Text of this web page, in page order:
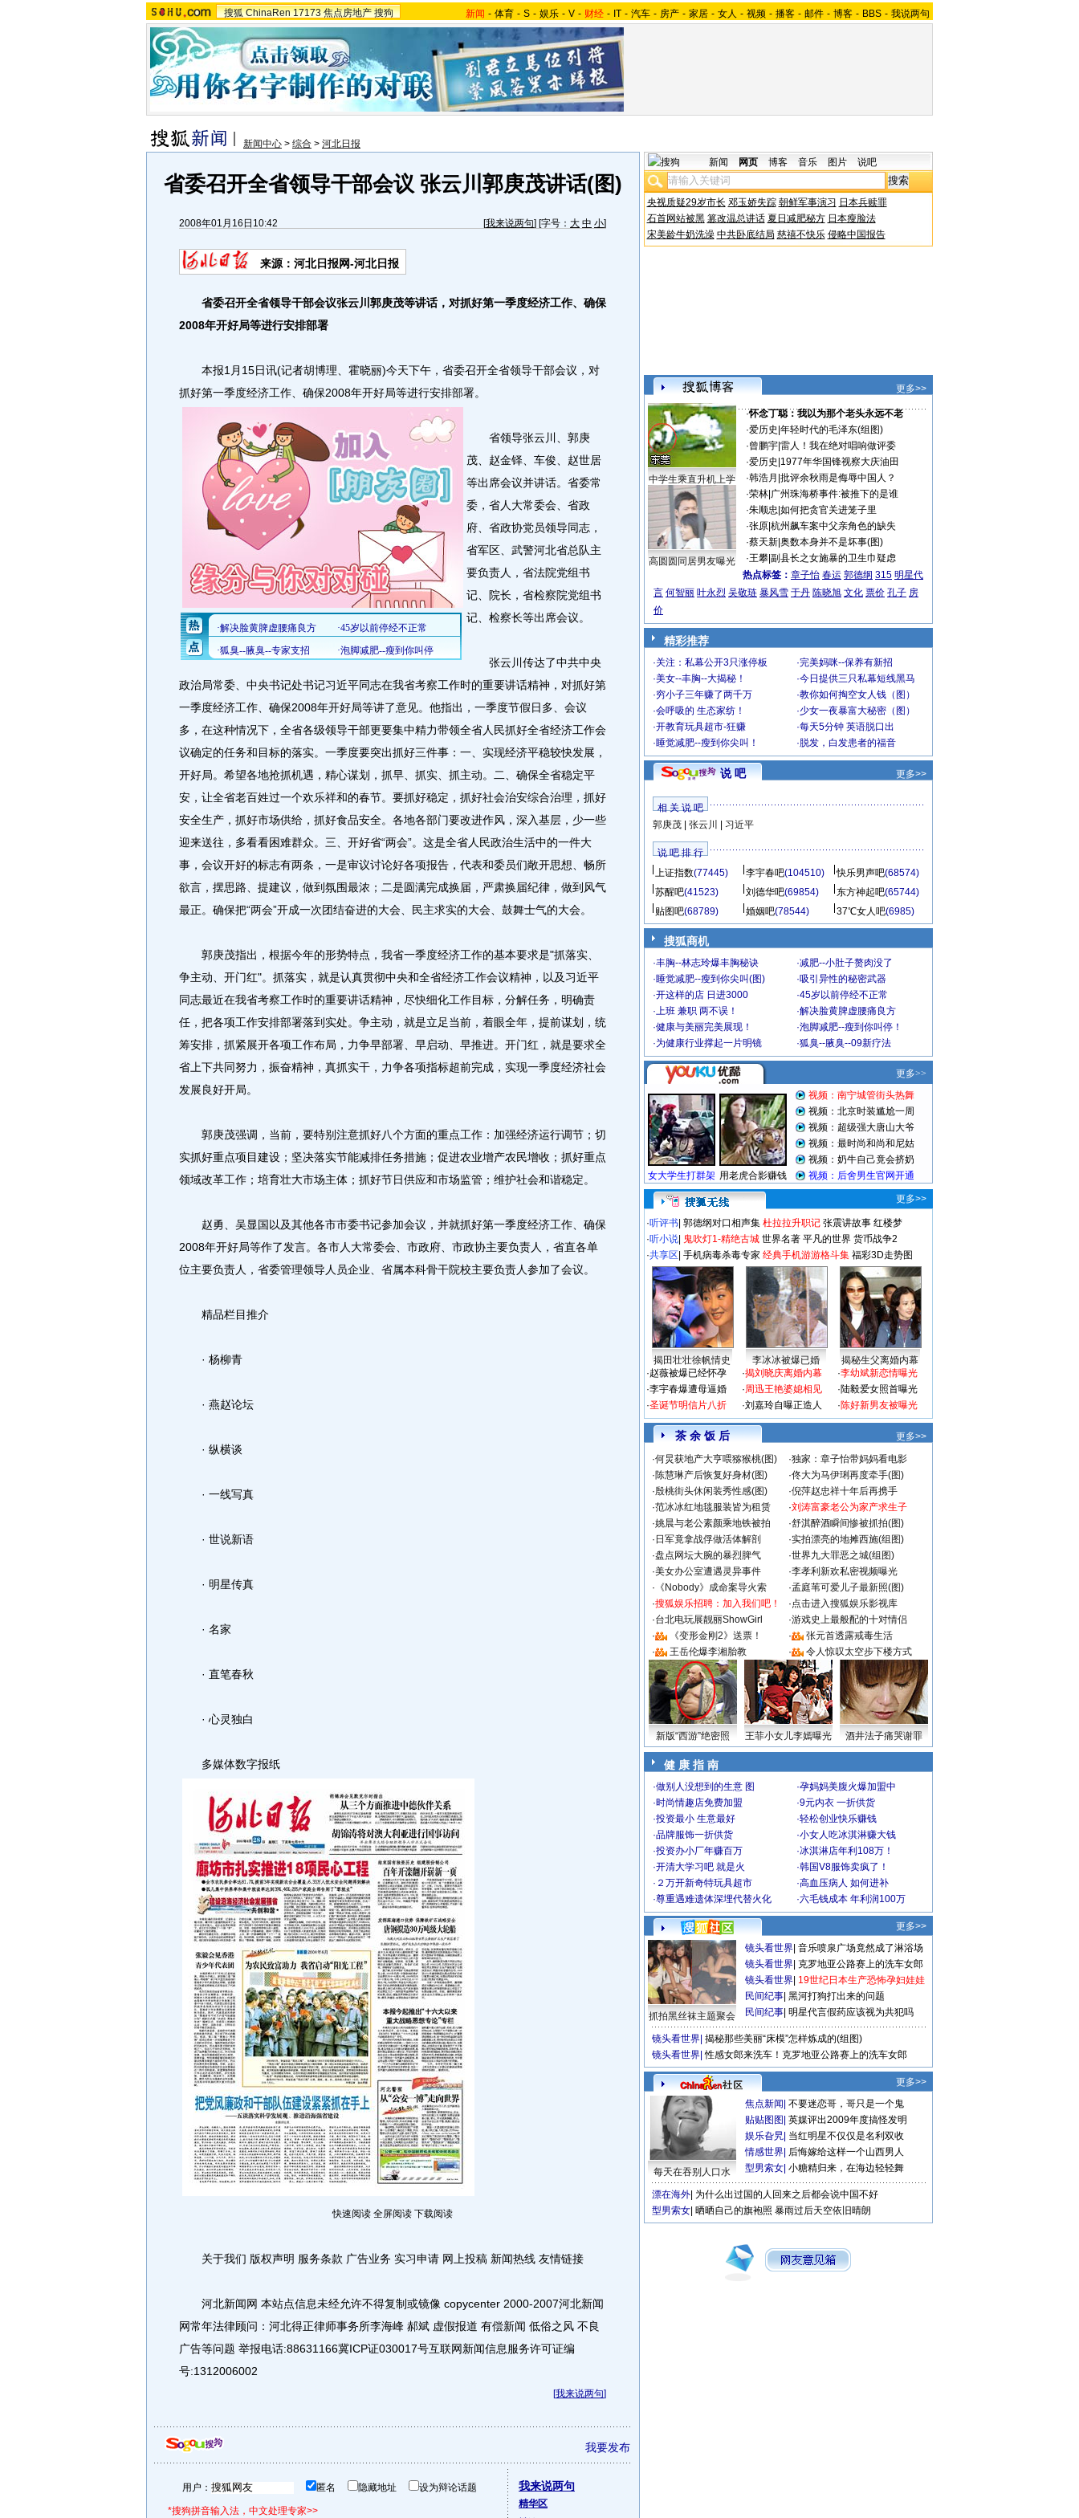
搜狐 ChinaRen 17173 焦点房地产 搜狗 新闻 - 体育 - S - 娱乐 - V - 财经 - IT - 汽车 - 房产 - 家居 - 女人 - 视频 - 播客 - 邮件 - 博客 - BBS - 我说两句
新闻中心 > 综合 > 河北日报
省委召开全省领导干部会议 张云川郭庚茂讲话(图)
2008年01月16日10:42 [我来说两句] [字号： 大 中 小]
来源：河北日报网-河北日报
省委召开全省领导干部会议张云川郭庚茂等讲话，对抓好第一季度经济工作、确保
2008年开好局等进行安排部署
本报1月15日讯(记者胡博理、霍晓丽)今天下午，省委召开全省领导干部会议，对
抓好第一季度经济工作、确保2008年开好局等进行安排部署。
省领导张云川、郭庚
茂、赵金铎、车俊、赵世居
等出席会议并讲话。省委常
委，省人大常委会、省政
府、省政协党员领导同志，
省军区、武警河北省总队主
要负责人，省法院党组书
记、院长，省检察院党组书
记、检察长等出席会议。
张云川传达了中共中央
政治局常委、中央书记处书记习近平同志在我省考察工作时的重要讲话精神，对抓好第
一季度经济工作、确保2008年开好局等讲了意见。他指出，一季度节假日多、会议
多，在这种情况下，全省各级领导干部更要集中精力带领全省人民抓好全省经济工作会
议确定的任务和目标的落实。一季度要突出抓好三件事：一、实现经济平稳较快发展，
开好局。希望各地抢抓机遇，精心谋划，抓早、抓实、抓主动。二、确保全省稳定平
安，让全省老百姓过一个欢乐祥和的春节。要抓好稳定，抓好社会治安综合治理，抓好
安全生产，抓好市场供给，抓好食品安全。各地各部门要改进作风，深入基层，少一些
迎来送往，多看看困难群众。三、开好省“两会”。这是全省人民政治生活中的一件大
事，会议开好的标志有两条，一是审议讨论好各项报告，代表和委员们敞开思想、畅所
欲言，摆思路、提建议，做到氛围最浓；二是圆满完成换届，严肃换届纪律，做到风气
最正。确保把“两会”开成一次团结奋进的大会、民主求实的大会、鼓舞士气的大会。
郭庚茂指出，根据今年的形势特点，我省一季度经济工作的基本要求是"抓落实、
争主动、开门红"。抓落实，就是认真贯彻中央和全省经济工作会议精神，以及习近平
同志最近在我省考察工作时的重要讲话精神，尽快细化工作目标，分解任务，明确责
任，把各项工作安排部署落到实处。争主动，就是立足当前，着眼全年，提前谋划，统
筹安排，抓紧展开各项工作布局，力争早部署、早启动、早推进。开门红，就是要求全
省上下共同努力，振奋精神，真抓实干，力争各项指标超前完成，实现一季度经济社会
发展良好开局。
郭庚茂强调，当前，要特别注意抓好八个方面的重点工作：加强经济运行调节；切
实抓好重点项目建设；坚决落实节能减排任务措施；促进农业增产农民增收；抓好重点
领域改革工作；培育壮大市场主体；抓好节日供应和市场监管；维护社会和谐稳定。
赵勇、吴显国以及其他各市市委书记参加会议，并就抓好第一季度经济工作、确保
2008年开好局等作了发言。各市人大常委会、市政府、市政协主要负责人，省直各单
位主要负责人，省委管理领导人员企业、省属本科骨干院校主要负责人参加了会议。
精品栏目推介
· 杨柳青
· 燕赵论坛
· 纵横谈
· 一线写真
· 世说新语
· 明星传真
· 名家
· 直笔春秋
· 心灵独白
多媒体数字报纸
快速阅读 全屏阅读 下载阅读
关于我们 版权声明 服务条款 广告业务 实习申请 网上投稿 新闻热线 友情链接
河北新闻网 本站点信息未经允许不得复制或镜像 copycenter 2000-2007河北新闻
网常年法律顾问：河北得正律师事务所李海峰 郝斌 虚假报道 有偿新闻 低俗之风 不良
广告等问题 举报电话:88631166冀ICP证030017号互联网新闻信息服务许可证编
号:1312006002
[我来说两句]
我要发布
用户： 匿名 隐藏地址 设为辩论话题
*搜狗拼音输入法，中文处理专家>>
我来说两句
精华区
新闻 网页 博客 音乐 图片 说吧
央视质疑29岁市长 邓玉娇失踪 朝鲜军事演习 日本兵赎罪
石首网站被黑 篡改温总讲话 夏日减肥秘方 日本瘦脸法
宋美龄牛奶洗澡 中共卧底结局 慈禧不快乐 侵略中国报告
更多>>
中学生乘直升机上学
高圆圆同居男友曝光
·怀念丁聪：我以为那个老头永远不老
·爱历史 年轻时代的毛泽东(组图)
·曾鹏宇| 雷人！我在绝对唱响做评委
·爱历史 1977年华国锋视察大庆油田
·韩浩月 批评余秋雨是侮辱中国人？
·荣林| 广州珠海桥事件:被推下的是谁
·朱顺忠 如何把贪官关进笼子里
·张原| 杭州飙车案中父亲角色的缺失
·蔡天新| 奥数本身并不是坏事(图)
·王攀| 副县长之女施暴的卫生巾疑虑
热点标签： 章子怡 春运 郭德纲 315 明星代
言 何智丽 叶永烈 吴敬琏 暴风雪 于丹 陈晓旭 文化 票价 孔子 房
价
精彩推荐
·关注：私幕公开3只涨停板 ·完美妈咪--保养有新招
·美女--丰胸--大揭秘！ ·今日提供三只私幕短线黑马
·穷小子三年赚了两千万 ·教你如何掏空女人钱（图）
·会呼吸的 生态家纺！ ·少女一夜暴富大秘密（图）
·开教育玩具超市-狂赚 ·每天5分钟 英语脱口出
·睡觉减肥--瘦到你尖叫！ · 脱发，白发患者的福音
说 吧 更多>>
相 关 说 吧
郭庚茂| 张云川 习近平
说 吧 排 行
上证指数(77445) 李宇春吧(104510) 快乐男声吧(68574)
苏醒吧(41523) 刘德华吧(69854) 东方神起吧(65744)
贴图吧(68789) 婚姻吧(78544) 37℃女人吧(6985)
搜狐商机
·丰胸--林志玲爆丰胸秘诀 ·减肥--小肚子赘肉没了
·睡觉减肥--瘦到你尖叫(图) ·吸引异性的秘密武器
·开这样的店 日进3000 ·45岁以前停经不正常
·上班 兼职 两不误！ ·解决脸黄脾虚腰痛良方
·健康与美丽完美展现！ ·泡脚减肥--瘦到你叫停！
·为健康行业撑起一片明镜 ·狐臭--腋臭--09新疗法
更多>>
·听评书 郭德纲对口相声集 杜拉拉升职记 张震讲故事 红楼梦
·听小说 鬼吹灯1-精绝古城 世界名著 平凡的世界 货币战争2
·共享区 手机病毒杀毒专家 经典手机游游格斗集 福彩3D走势图
揭田壮壮徐帆情史 李冰冰被爆已婚
揭秘生父离婚内幕
·赵薇被爆已经怀孕
·李宇春爆遭母逼婚
·圣诞节明信片八折
·揭刘晓庆离婚内幕
·周迅王艳婆媳相见
·刘嘉玲自曝正造人
·李幼斌新恋情曝光
·陆毅爱女照首曝光
·陈好新男友被曝光
茶 余 饭 后
更多>>
·何炅获地产大亨喂猕猴桃(图) ·独家：章子怡带妈妈看电影
·陈慧琳产后恢复好身材(图) ·佟大为马伊琍再度牵手(图)
·殷桃街头休闲装秀性感(图) ·倪萍赵忠祥十年后再携手
·范冰冰红地毯服装皆为租赁 ·刘涛富豪老公为家产求生子
·姚晨与老公素颜乘地铁被拍 ·舒淇醉酒瞬间惨被抓拍(图)
· 日军竟拿战俘做活体解剖 ·实拍漂亮的地摊西施(组图)
·盘点网坛大腕的暴烈脾气 ·世界九大罪恶之城(组图)
·美女办公室遭遇灵异事件 ·李孝利新欢私密视频曝光
· 《Nobody》成命案导火索 ·孟庭苇可爱儿子最新照(图)
·搜狐娱乐招聘：加入我们吧！ ·点击进入搜狐娱乐影视库
·台北电玩展靓丽ShowGirl ·游戏史上最般配的十对情侣
·
《变形金刚2》送票！ ·
张元首透露戒毒生活
·
王岳伦爆李湘胎教 · 令人惊叹太空步下楼方式
新版“西游”绝密照 王菲小女儿李嫣曝光 酒井法子痛哭谢罪
健 康 指 南
·做别人没想到的生意 图 ·孕妈妈美腹火爆加盟中
·时尚情趣店免费加盟 ·9元内衣 一折供货
·投资最小 生意最好 ·轻松创业快乐赚钱
·品牌服饰一折供货 ·小女人吃冰淇淋赚大钱
·投资办小厂年赚百万 ·冰淇淋店年利108万！
·开清大学习吧 就是火 ·韩国V8服饰卖疯了！
· ２万开新奇特玩具超市 ·高血压病人 如何进补
·尊重遇难遗体深埋代替火化 ·六毛钱成本 年利润100万
更多>>
抓拍黑丝袜主题聚会
镜头看世界 音乐喷泉广场竟然成了淋浴场
镜头看世界 克罗地亚公路赛上的洗车女郎
镜头看世界 19世纪日本生产恐怖孕妇娃娃
民间纪事 黑河打狗打出来的问题
民间纪事 明星代言假药应该视为共犯吗
镜头看世界 揭秘那些美丽“床模”怎样炼成的(组图)
镜头看世界 性感女郎来洗车！克罗地亚公路赛上的洗车女郎
更多>>
每天在吞别人口水
焦点新闻 不要迷恋哥，哥只是一个鬼
贴贴图图 英媒评出2009年度搞怪发明
娱乐旮旯 当红明星不仅仅是名利双收
情感世界 后悔嫁给这样一个山西男人
型男索女 小糖精归来，在海边轻轻舞
漂在海外 为什么出过国的人回来之后都会说中国不好
型男索女 晒晒自己的旗袍照 暴雨过后天空依旧晴朗